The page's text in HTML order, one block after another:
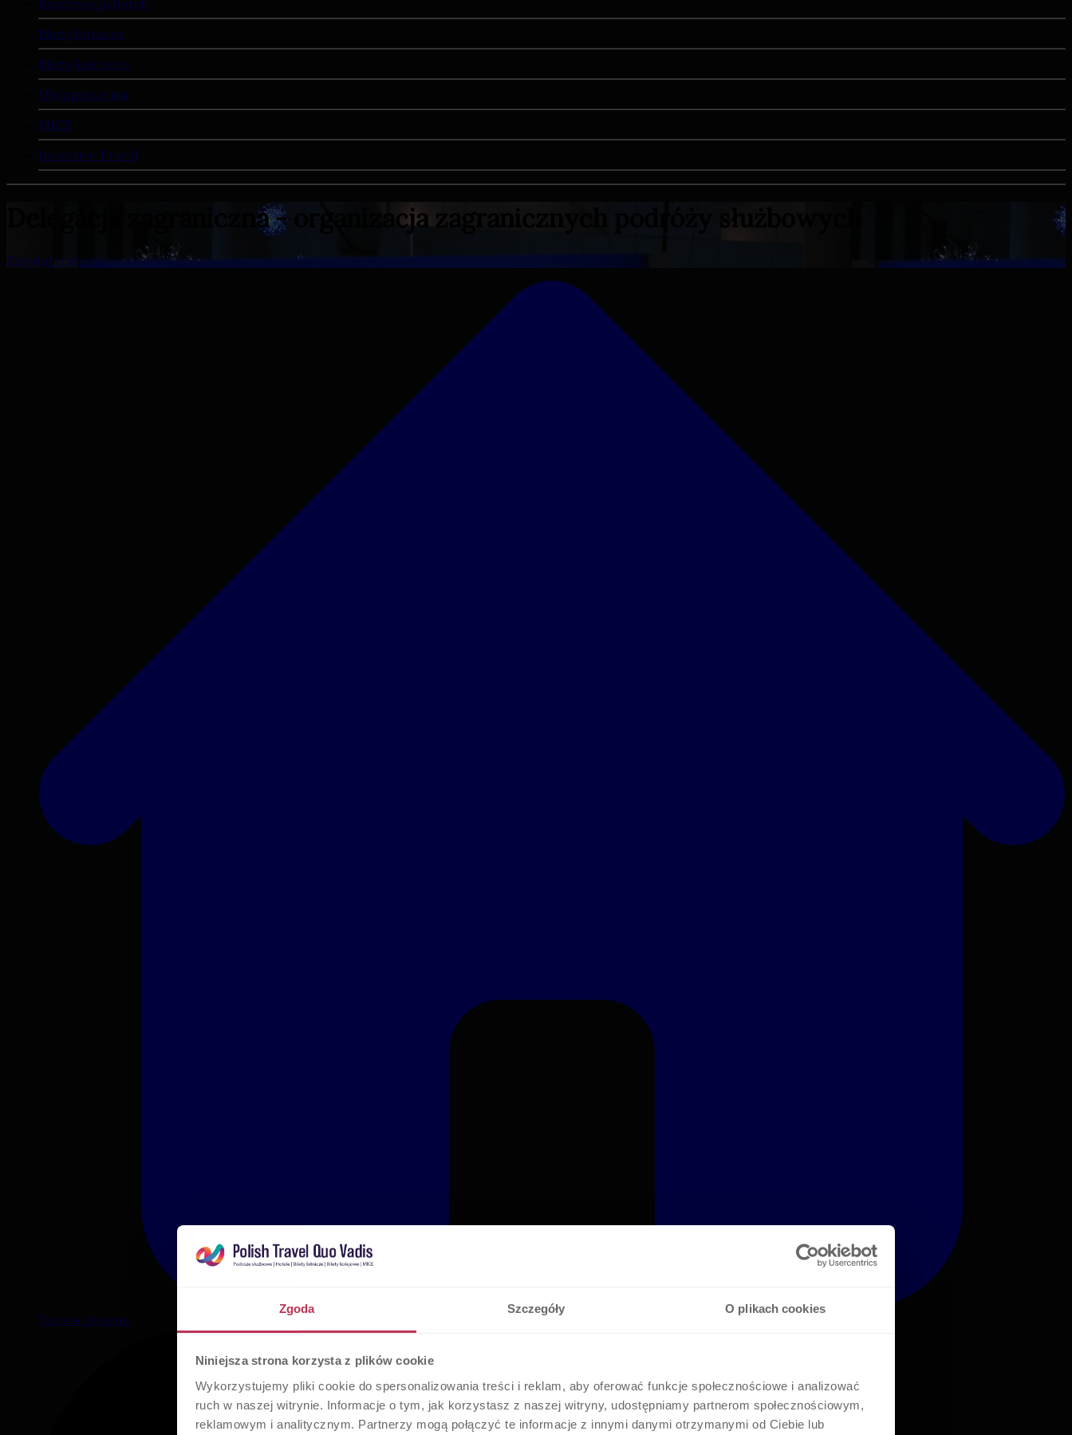
Zgoda Szczegóły O plikach cookies
Niniejsza strona korzysta z plików cookie
Wykorzystujemy pliki cookie do spersonalizowania treści i reklam, aby oferować funkcje społecznościowe i analizować
ruch w naszej witrynie. Informacje o tym, jak korzystasz z naszej witryny, udostępniamy partnerom społecznościowym,
reklamowym i analitycznym. Partnerzy mogą połączyć te informacje z innymi danymi otrzymanymi od Ciebie lub
Rezerwacja hoteli
Bilety lotnicze
Bilety kolejowe
Ubezpieczenia
MICE
Incentive Travel
Delegacja zagraniczna - organizacja zagranicznych podróży służbowych
Zapytaj o ofertę
Strona główna